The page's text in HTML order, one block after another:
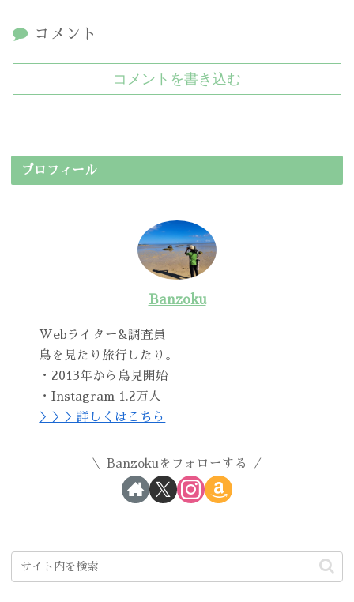
コメント
コメントを書き込む
プロフィール
Banzoku
Webライター&調査員
鳥を見たり旅行したり。
・2013年から鳥見開始
・Instagram 1.2万人
＞＞＞詳しくはこちら
Banzokuをフォローする